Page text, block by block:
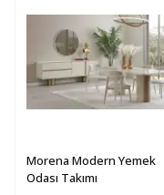
Morena Modern Yemek
Odası Takımı